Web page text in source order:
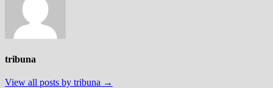
tribuna
View all posts by tribuna →